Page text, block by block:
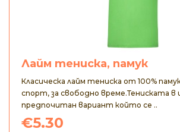
Лайм тениска, памук
Класическа лайм тениска от 100%
спорт, за свободно време.Тениската в
предпочитан вариант който се ..
€5.30